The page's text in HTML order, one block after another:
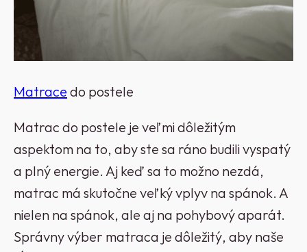
Matrace do postele
Matrac do postele je veľmi dôležitým
aspektom na to, aby ste sa ráno budili vyspatý
a plný energie. Aj keď sa to možno nezdá,
matrac má skutočne veľký vplyv na spánok. A
nielen na spánok, ale aj na pohybový aparát.
Správny výber matraca je dôležitý, aby naše